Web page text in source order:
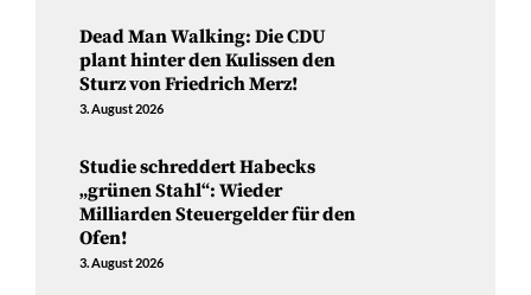
Dead Man Walking: Die CDU
plant hinter den Kulissen den
Sturz von Friedrich Merz!
3. August 2026
Studie schreddert Habecks
„grünen Stahl“: Wieder
Milliarden Steuergelder für den
Ofen!
3. August 2026